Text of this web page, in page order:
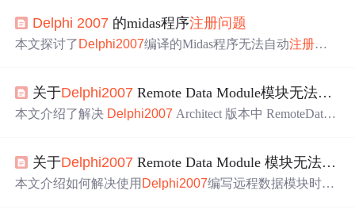
定性。使用前需考虑安全性，做好备份，其修复效果会根
据用户反馈持续改进。
Delphi 2007 的midas程序注册问题
本文探讨了 Delphi2007编译的Midas程序无法自动注册的
关于Delphi2007 Remote Data Module模块无法注册
本文介绍了解决 Delphi2007 Architect 版本中 RemoteDataS
关于Delphi2007 Remote Data Module 模块无法注册
本文介绍如何解决使用 Delphi2007编写远程数据模块时程